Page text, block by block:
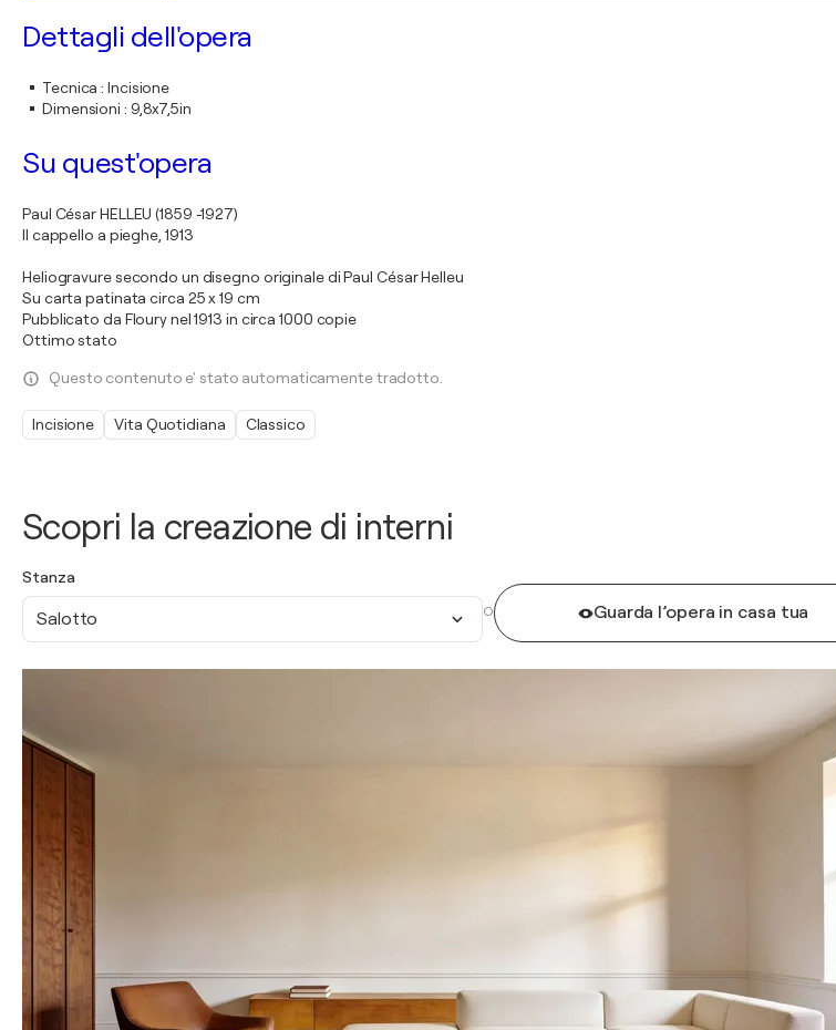
Scopri la creazione di interni
Stanza
Salotto O Guarda l’opera in casa tua
Dettagli dell'opera
Tecnica :Incisione
Dimensioni : 9,8x7,5in
Su quest'opera
Paul César HELLEU (1859 -1927)
Il cappello a pieghe, 1913
Heliogravure secondo un disegno originale di Paul César Helleu
Su carta patinata circa 25 x 19 cm
Pubblicato da Floury nel 1913 in circa 1000 copie
Ottimo stato
Questo contenuto e' stato automaticamente tradotto.
Incisione Vita Quotidiana Classico